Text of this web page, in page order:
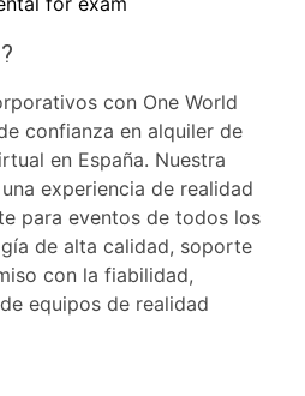
con One World
confianza en alquiler de
en España. Nuestra
experiencia de realidad
para eventos de todos los
de alta calidad, soporte
con la fiabilidad,
equipos de realidad